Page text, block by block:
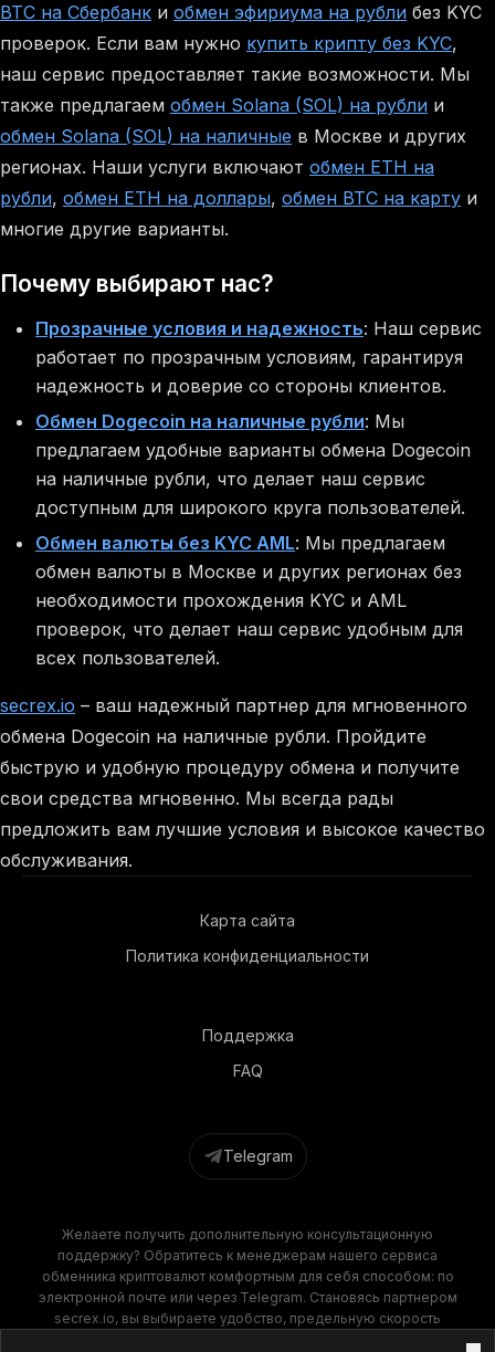
BTC на Сбербанк и обмен эфириума на рубли без KYC
проверок. Если вам нужно купить крипту без KYC,
наш сервис предоставляет такие возможности. Мы
также предлагаем обмен Solana (SOL) на рубли и
обмен Solana (SOL) на наличные в Москве и других
регионах. Наши услуги включают обмен ETH на
рубли, обмен ETH на доллары, обмен BTC на карту и
многие другие варианты.
Почему выбирают нас?
Прозрачные условия и надежность: Наш сервис
работает по прозрачным условиям, гарантируя
надежность и доверие со стороны клиентов.
Обмен Dogecoin на наличные рубли: Мы
предлагаем удобные варианты обмена Dogecoin
на наличные рубли, что делает наш сервис
доступным для широкого круга пользователей.
Обмен валюты без KYC AML: Мы предлагаем
обмен валюты в Москве и других регионах без
необходимости прохождения KYC и AML
проверок, что делает наш сервис удобным для
всех пользователей.
secrex.io – ваш надежный партнер для мгновенного
обмена Dogecoin на наличные рубли. Пройдите
быструю и удобную процедуру обмена и получите
свои средства мгновенно. Мы всегда рады
предложить вам лучшие условия и высокое качество
обслуживания.
Карта сайта
Политика конфиденциальности
Поддержка
FAQ
Telegram
Желаете получить дополнительную консультационную
поддержку? Обратитесь к менеджерам нашего сервиса
обменника криптовалют комфортным для себя способом: по
электронной почте или через Telegram. Становясь партнером
secrex.io, вы выбираете удобство, предельную скорость